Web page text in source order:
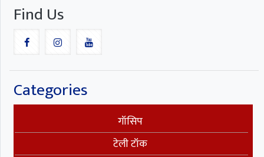
Find Us
Categories
गॉसिप
टेली टॉक